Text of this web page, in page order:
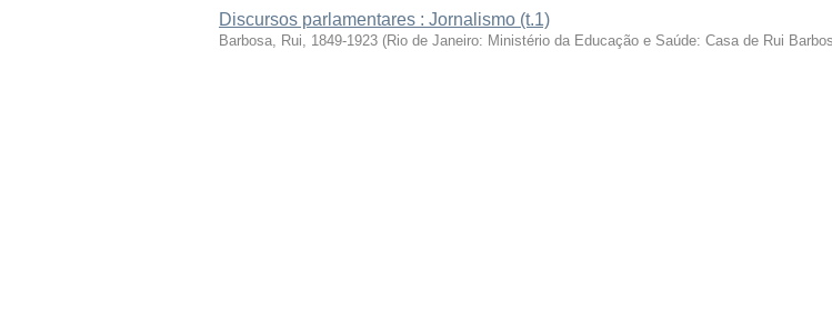
Discursos parlamentares : Jornalismo (t.1)
Barbosa, Rui, 1849-1923 (Rio de Janeiro: Ministério da Educação e Saúde: Casa de Rui